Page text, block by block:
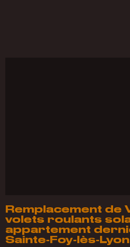
Remplacement de
volets roulants
appartement
Sainte-Foy-lès-